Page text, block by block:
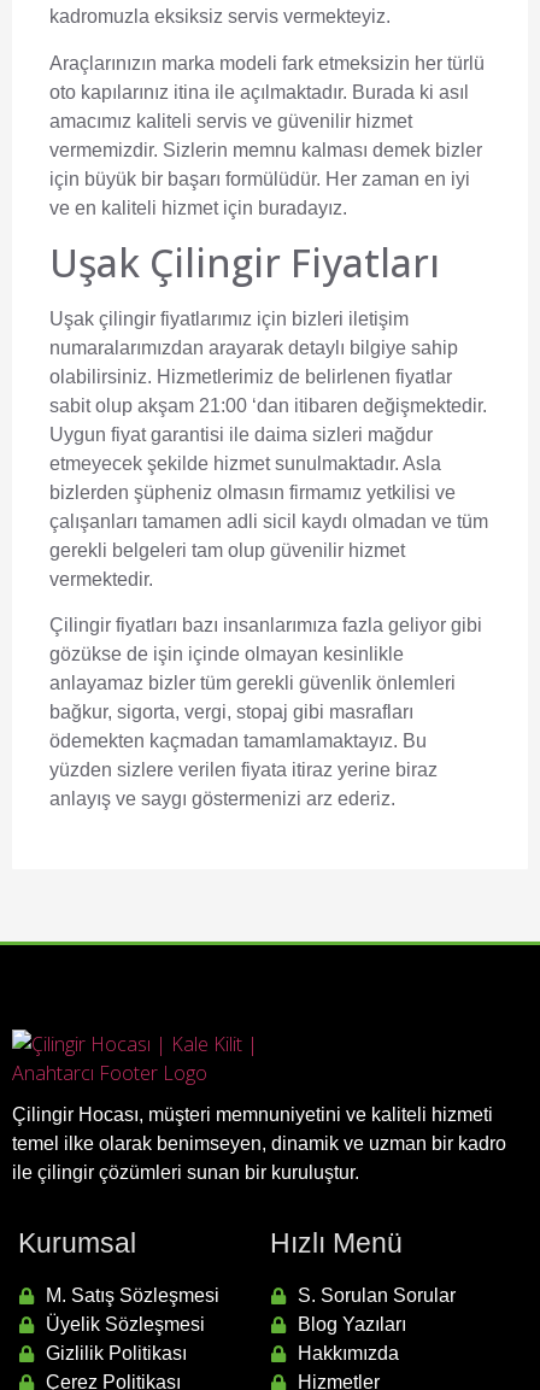
kadromuzla eksiksiz servis vermekteyiz.
Araçlarınızın marka modeli fark etmeksizin her türlü
oto kapılarınız itina ile açılmaktadır. Burada ki asıl
amacımız kaliteli servis ve güvenilir hizmet
vermemizdir. Sizlerin memnu kalması demek bizler
için büyük bir başarı formülüdür. Her zaman en iyi
ve en kaliteli hizmet için buradayız.
Uşak Çilingir Fiyatları
Uşak çilingir fiyatlarımız için bizleri iletişim
numaralarımızdan arayarak detaylı bilgiye sahip
olabilirsiniz. Hizmetlerimiz de belirlenen fiyatlar
sabit olup akşam 21:00 ‘dan itibaren değişmektedir.
Uygun fiyat garantisi ile daima sizleri mağdur
etmeyecek şekilde hizmet sunulmaktadır. Asla
bizlerden şüpheniz olmasın firmamız yetkilisi ve
çalışanları tamamen adli sicil kaydı olmadan ve tüm
gerekli belgeleri tam olup güvenilir hizmet
vermektedir.
Çilingir fiyatları bazı insanlarımıza fazla geliyor gibi
gözükse de işin içinde olmayan kesinlikle
anlayamaz bizler tüm gerekli güvenlik önlemleri
bağkur, sigorta, vergi, stopaj gibi masrafları
ödemekten kaçmadan tamamlamaktayız. Bu
yüzden sizlere verilen fiyata itiraz yerine biraz
anlayış ve saygı göstermenizi arz ederiz.
Çilingir Hocası, müşteri memnuniyetini ve kaliteli hizmeti
temel ilke olarak benimseyen, dinamik ve uzman bir kadro
ile çilingir çözümleri sunan bir kuruluştur.
Kurumsal
M. Satış Sözleşmesi
Üyelik Sözleşmesi
Gizlilik Politikası
Çerez Politikası
Hızlı Menü
S. Sorulan Sorular
Blog Yazıları
Hakkımızda
Hizmetler